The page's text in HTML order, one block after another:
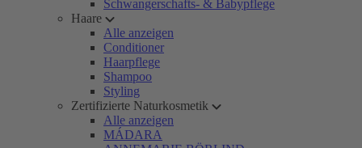
Schwangerschafts- & Babypflege
Haare
Alle anzeigen
Conditioner
Haarpflege
Shampoo
Styling
Zertifizierte Naturkosmetik
Alle anzeigen
MÁDARA